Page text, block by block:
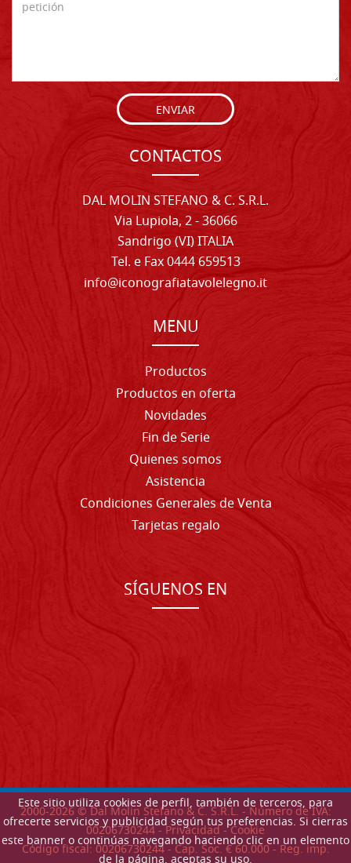
Este sitio utiliza cookies de perfil, también de terceros, para
ofrecerte servicios y publicidad según tus preferencias. Si cierras
este banner o continúas navegando haciendo clic en un elemento
ENVIAR
CONTACTOS
DAL MOLIN STEFANO & C. S.R.L.
Via Lupiola, 2 - 36066
Sandrigo (VI) ITALIA
Tel. e Fax 0444 659513
info@iconografiatavolelegno.it
MENU
Productos
Productos en oferta
Novidades
Fin de Serie
Quienes somos
Asistencia
Condiciones Generales de Venta
Tarjetas regalo
SÍGUENOS EN
2000-2026© Dal Molin Stefano & C. S.R.L. - Número de IVA:
00206730244 -Privacidad-Cookie
Código fiscal: 00206730244 - Cap. Soc. € 60.000 - Reg. imp.